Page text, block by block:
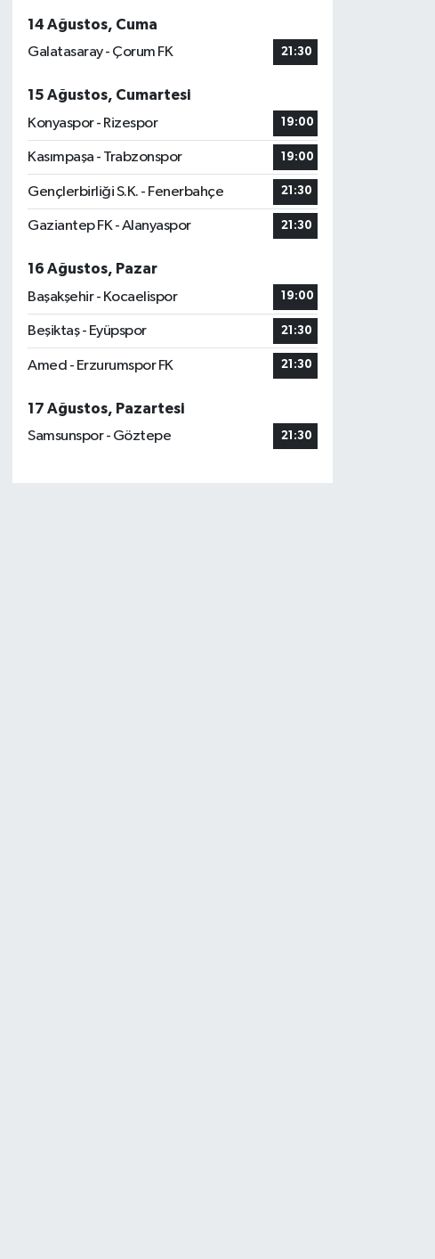
14 Ağustos, Cuma
Galatasaray - Çorum FK
21:30
15 Ağustos, Cumartesi
Konyaspor - Rizespor
19:00
Kasımpaşa - Trabzonspor 19:00
Gençlerbirliği S.K. - Fenerbahçe 21:30
Gaziantep FK - Alanyaspor 21:30
16 Ağustos, Pazar
Başakşehir - Kocaelispor
19:00
Beşiktaş - Eyüpspor 21:30
Amed - Erzurumspor FK 21:30
17 Ağustos, Pazartesi
Samsunspor - Göztepe
21:30